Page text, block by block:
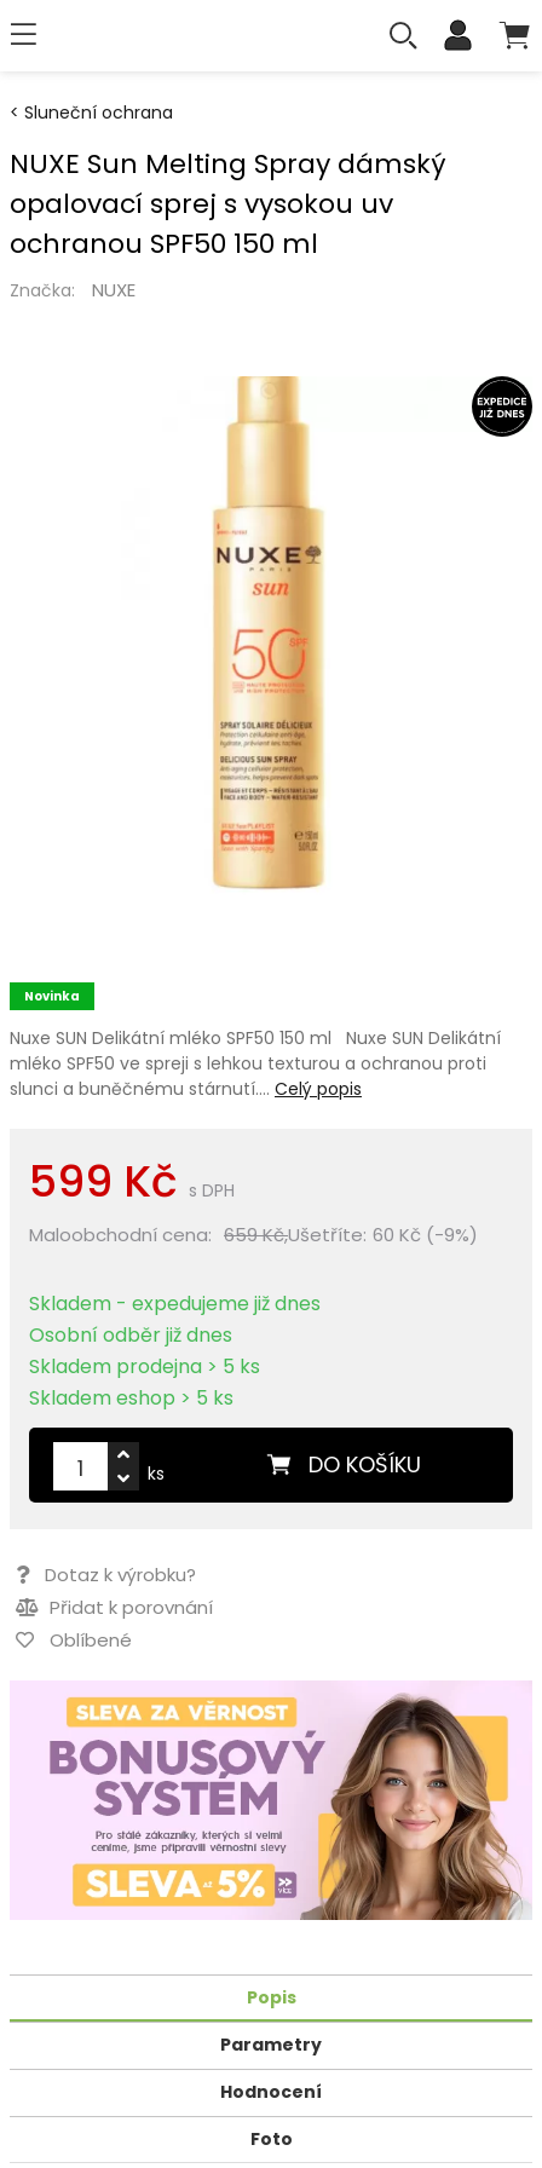
Sluneční ochrana
NUXE Sun Melting Spray dámský
opalovací sprej s vysokou uv
ochranou SPF50 150 ml
Značka: NUXE
Novinka
Nuxe SUN Delikátní mléko SPF50 150 ml Nuxe SUN Delikátní
mléko SPF50 ve spreji s lehkou texturou a ochranou proti
slunci a buněčnému stárnutí.… Celý popis
599 Kč s DPH
Maloobchodní cena: 659 Kč,Ušetříte: 60 Kč (-9%)
Skladem - expedujeme již dnes
Osobní odběr již dnes
Skladem prodejna > 5 ks
Skladem eshop > 5 ks
DO KOŠÍKU
ks
Dotaz k výrobku?
Přidat k porovnání
Oblíbené
Popis
Parametry
Hodnocení
Foto